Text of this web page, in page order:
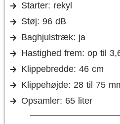
Starter: rekyl
Støj: 96 dB
Baghjulstræk: ja
Hastighed frem: op til
Klippebredde: 46 cm
Klippehøjde: 28 til 75
Opsamler: 65 liter